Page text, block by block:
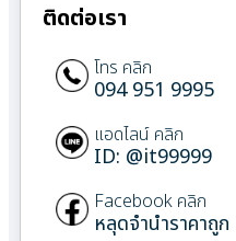
ติดต่อเรา
โทร คลิก
094 951 9995
แอดไลน์ คลิก
ID: @it99999
Facebook คลิก
หลุดจำนำราคาถูก